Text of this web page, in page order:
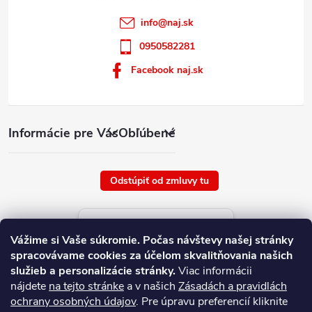
Vážime si Vaše súkromie. Počas návštevy našej stránky
spracovávame cookies za účelom skvalitňovania našich
služieb a personalizácie stránky.Viac informácii
nájdete na tejto stránke a v našich Zásadách a pravidlách
ochrany osobných údajov. Pre úpravu preferencií kliknite
Informácie pre VásObľúbené
info@naj.sk
0950582281
Facebook naj.sk
Odstúpiť od zmluvy tu
Aktuálne ceny tovaru
platné od : 8/8/2026